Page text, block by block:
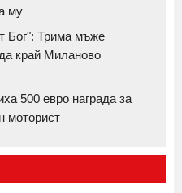
му
Бог": Трима мъже
край Миланово
500 евро награда за
моторист